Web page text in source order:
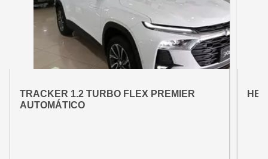
VARIANT:
TRACKER 1.2 TURBO FLEX PREMIER
AUTOMÁTICO